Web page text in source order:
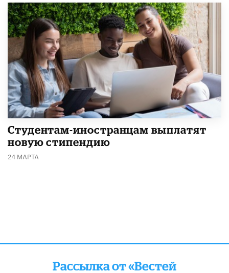
Студентам-иностранцам выплатят
новую стипендию
24 МАРТА
Рассылка от «Вестей